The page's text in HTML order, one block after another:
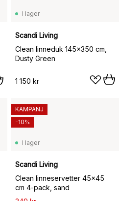
I lager
Scandi Living
Clean linneduk 145x350 cm,
Dusty Green
1 150 kr
I lager
Scandi Living
Clean linneservetter 45x45
cm 4-pack, sand
KAMPANJ
-10%